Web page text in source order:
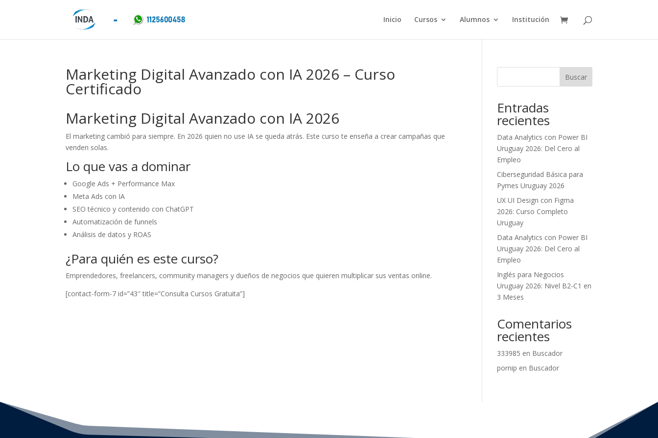
Inicio Cursos Alumnos Institución
Marketing Digital Avanzado con IA 2026 – Curso
Certificado
Marketing Digital Avanzado con IA 2026
El marketing cambió para siempre. En 2026 quien no use IA se queda atrás. Este curso te enseña a crear campañas que
venden solas.
Lo que vas a dominar
Google Ads + Performance Max
Meta Ads con IA
SEO técnico y contenido con ChatGPT
Automatización de funnels
Análisis de datos y ROAS
¿Para quién es este curso?
Emprendedores, freelancers, community managers y dueños de negocios que quieren multiplicar sus ventas online.
[contact-form-7 id=”43″ title=”Consulta Cursos Gratuita”]
Buscar
Entradas
recientes
Data Analytics con Power BI
Uruguay 2026: Del Cero al
Empleo
Ciberseguridad Básica para
Pymes Uruguay 2026
UX UI Design con Figma
2026: Curso Completo
Uruguay
Data Analytics con Power BI
Uruguay 2026: Del Cero al
Empleo
Inglés para Negocios
Uruguay 2026: Nivel B2-C1 en
3 Meses
Comentarios
recientes
333985 en Buscador
pornip en Buscador